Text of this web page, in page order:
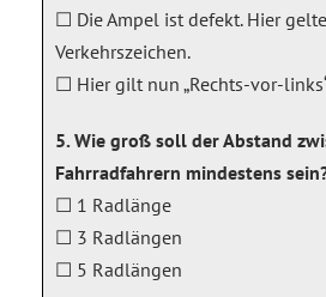
☐ Die Ampel ist defekt. Hier
Verkehrszeichen.
☐ Hier gilt nun „Rechts-vor-
5. Wie groß soll der Abstand
Fahrradfahrern mindestens
☐ 1 Radlänge
☐ 3 Radlängen
☐ 5 Radlängen